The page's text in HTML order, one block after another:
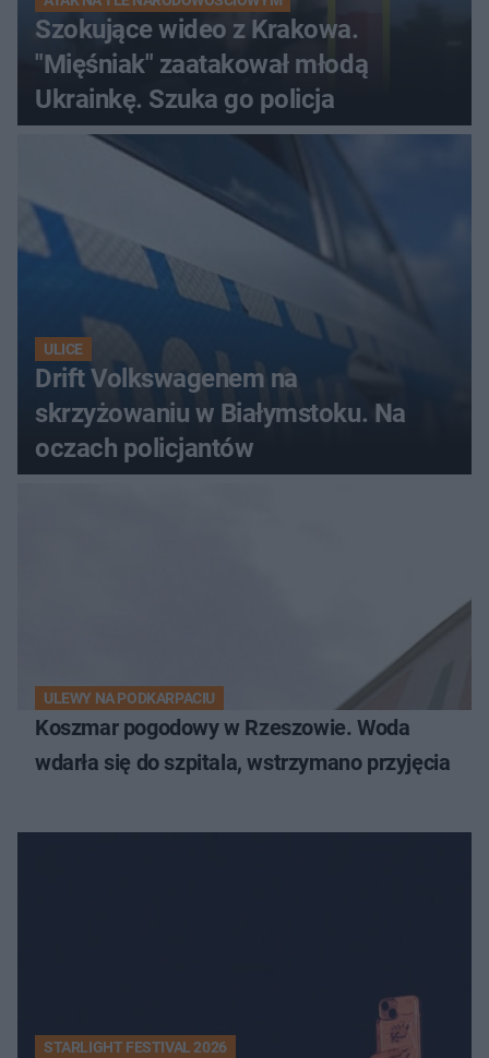
Szokujące wideo z Krakowa.
"Mięśniak" zaatakował młodą
Ukrainkę. Szuka go policja
ULICE
Drift Volkswagenem na
skrzyżowaniu w Białymstoku. Na
oczach policjantów
ULEWY NA PODKARPACIU
Koszmar pogodowy w Rzeszowie. Woda
wdarła się do szpitala, wstrzymano przyjęcia
STARLIGHT FESTIVAL 2026